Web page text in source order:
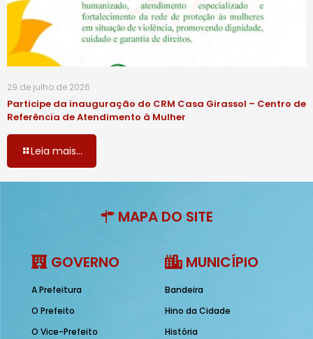
29 de julho de 2026
Participe da inauguração do CRM Casa Girassol – Centro de
Referência de Atendimento à Mulher
Leia mais...
MAPA DO SITE
GOVERNO
A Prefeitura
O Prefeito
O Vice-Prefeito
MUNICÍPIO
Bandeira
Hino da Cidade
História